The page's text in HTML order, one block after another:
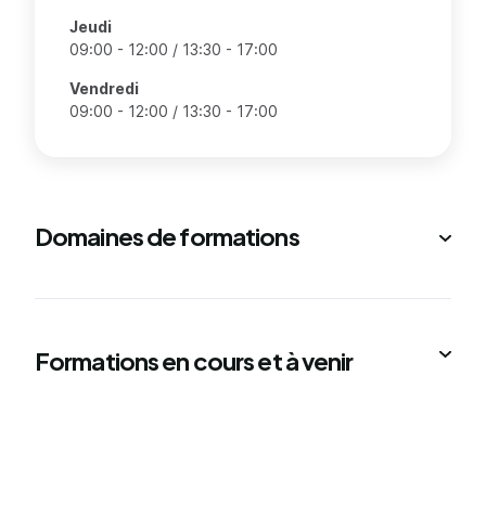
Jeudi
09:00 - 12:00 / 13:30 - 17:00
Vendredi
09:00 - 12:00 / 13:30 - 17:00
Domaines de formations
Formations en cours et à venir